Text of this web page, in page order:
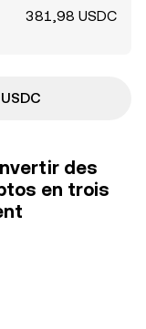
381,98 USDC
des
en trois